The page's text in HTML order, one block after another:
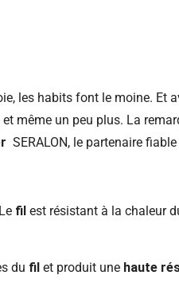
les habits font le moine. Et
même un peu plus. La
SERALON, le partenaire
fil est résistant à la chaleur
du fil et produit une haute